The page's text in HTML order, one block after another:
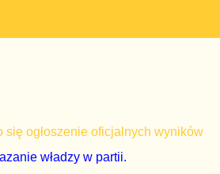
się ogłoszenie oficjalnych wyników
władzy w partii.